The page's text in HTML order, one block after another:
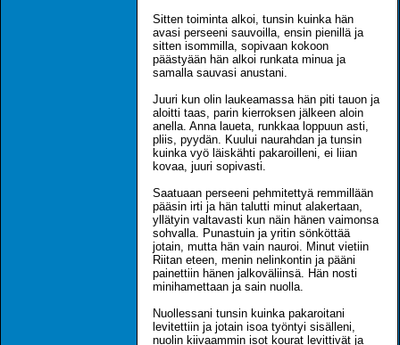
Sitten toiminta alkoi, tunsin kuinka hän
avasi perseeni sauvoilla, ensin pienillä ja
sitten isommilla, sopivaan kokoon
päästyään hän alkoi runkata minua ja
samalla sauvasi anustani.
Juuri kun olin laukeamassa hän piti tauon ja
aloitti taas, parin kierroksen jälkeen aloin
anella. Anna laueta, runkkaa loppuun asti,
pliis, pyydän. Kuului naurahdan ja tunsin
kuinka vyö läiskähti pakaroilleni, ei liian
kovaa, juuri sopivasti.
Saatuaan perseeni pehmitettyä remmillään
pääsin irti ja hän talutti minut alakertaan,
yllätyin valtavasti kun näin hänen vaimonsa
sohvalla. Punastuin ja yritin sönköttää
jotain, mutta hän vain nauroi. Minut vietiin
Riitan eteen, menin nelinkontin ja pääni
painettiin hänen jalkoväliinsä. Hän nosti
minihamettaan ja sain nuolla.
Nuollessani tunsin kuinka pakaroitani
levitettiin ja jotain isoa työntyi sisälleni,
nuolin kiivaammin isot kourat levittivät ja